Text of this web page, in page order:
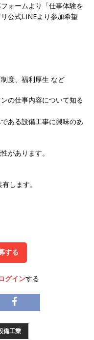
エンジニアリング
体育会積
の開発・製造・販売を行う
≪ 27卒 ｜ 勤務地佐賀 ｜ 文理
の課題を解決 ｜
ティクスラボ
≪ 27卒 ｜ 横浜勤務・転勤な
大都市横浜を中心に人生設
動産のプロ ｜ 20代で年収
ォームより「仕事体験を
公式LINEより参加希望
度、福利厚生 など
の仕事内容について知る
ある設備工事に興味のあ
があります。
します。
する
グインする
備工業